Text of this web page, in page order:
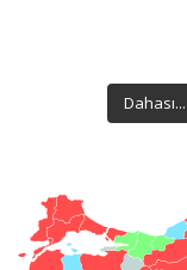
Dahası...